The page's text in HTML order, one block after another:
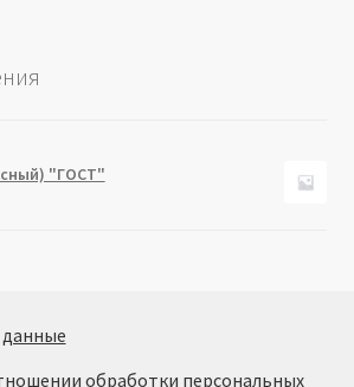
"ГОСТ"
обработки персональных